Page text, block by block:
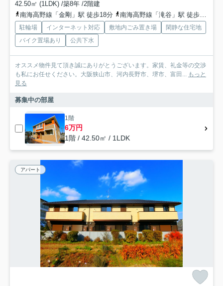
42.50㎡ (1LDK) /築8年 /2階建
南海高野線「金剛」駅 徒歩18分
南海高野線「滝谷」駅 徒歩22分
駐輪場 インターネット対応 敷地内ごみ置き場
閑静な住宅地
バイク置場あり
公共下水
オススメ物件見て頂き誠にありがとうございます。家賃、礼金等の交渉
も私にお任せください。大阪狭山市、河内長野市、堺市、富田... もっと
見る
募集中の部屋
1階
6万円
1階 / 42.50㎡ / 1LDK
アパート